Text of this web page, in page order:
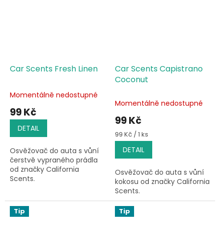
Car Scents Fresh Linen
Průměrné
hodnocení
produktu
5,0
5
hvězdiček.
Momentálně nedostupné
99 Kč
DETAIL
Osvěžovač do auta s vůní
čerstvě vypraného prádla
od značky California
Scents.
Car Scents Capistrano
Coconut
Momentálně nedostupné
99 Kč
Měrná
cena:
99 Kč / 1 ks
DETAIL
Osvěžovač do auta s vůní
kokosu od značky California
Scents.
Tip Tip